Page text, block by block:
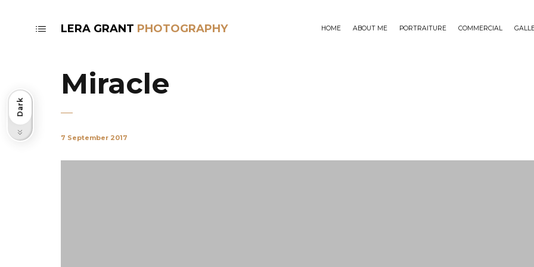
LERA GRANT HOME ABOUT ME PORTRAITURE COMMERCIAL
Miracle
7 September 2017
Light
Dark